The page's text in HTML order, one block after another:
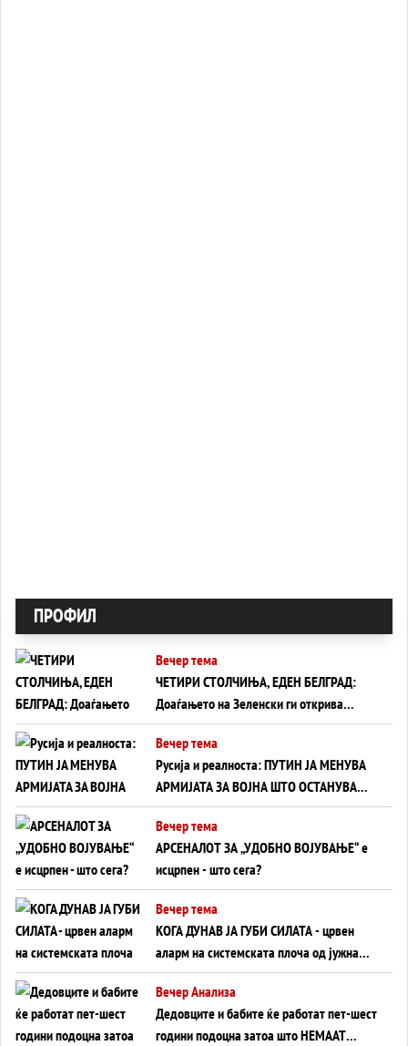
ПРОФИЛ
Вечер тема
ЧЕТИРИ СТОЛЧИЊА, ЕДЕН БЕЛГРАД:
Доаѓањето на Зеленски ги открива
тајните на политиката на балансирање
на Вучиќ
Вечер тема
Русија и реалноста: ПУТИН ЈА МЕНУВА
АРМИЈАТА ЗА ВОЈНА ШТО ОСТАНУВА
БЕЗ ФРОНТ
Вечер тема
АРСЕНАЛОТ ЗА „УДОБНО ВОЈУВАЊЕ“ е
исцрпен - што сега?
Вечер тема
КОГА ДУНАВ ЈА ГУБИ СИЛАТА - црвен
аларм на системската плоча од јужна
Германија до Црното Море...
Вечер Анализа
Дедовците и бабите ќе работат пет-шест
години подоцна затоа што НЕМААТ